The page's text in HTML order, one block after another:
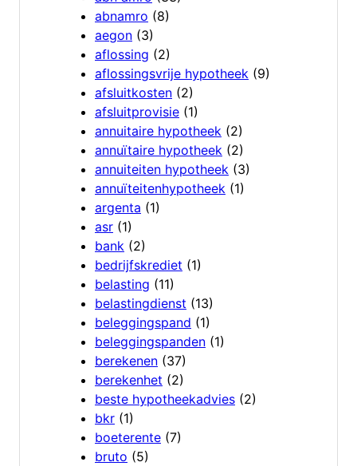
abnamro (8)
aegon (3)
aflossing (2)
aflossingsvrije hypotheek (9)
afsluitkosten (2)
afsluitprovisie (1)
annuitaire hypotheek (2)
annuïtaire hypotheek (2)
annuiteiten hypotheek (3)
annuïteitenhypotheek (1)
argenta (1)
asr (1)
bank (2)
bedrijfskrediet (1)
belasting (11)
belastingdienst (13)
beleggingspand (1)
beleggingspanden (1)
berekenen (37)
berekenhet (2)
beste hypotheekadvies (2)
bkr (1)
boeterente (7)
bruto (5)